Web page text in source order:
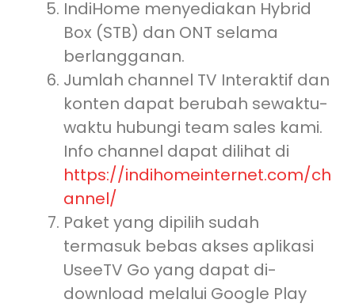
IndiHome menyediakan Hybrid
Box (STB) dan ONT selama
berlangganan.
Jumlah channel TV Interaktif dan
konten dapat berubah sewaktu-
waktu hubungi team sales kami.
Info channel dapat dilihat di
https://indihomeinternet.com/ch
annel/
Paket yang dipilih sudah
termasuk bebas akses aplikasi
UseeTV Go yang dapat di-
download melalui Google Play